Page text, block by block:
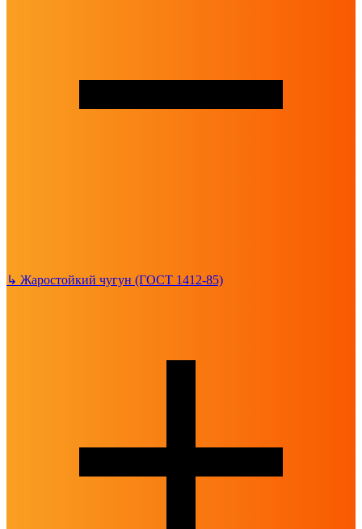
↳ Жаростойкий чугун (ГОСТ 1412-85)